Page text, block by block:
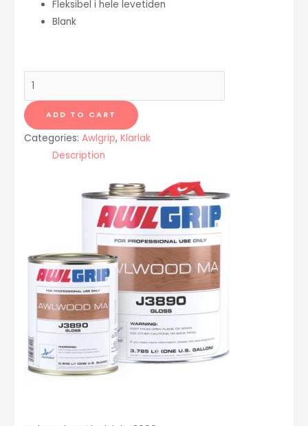
Fleksibel i hele levetiden
Blank
Awlwood
Blank
lak
J3890
ADD TO CART
Categories: Awlgrip, Klarlak
Description